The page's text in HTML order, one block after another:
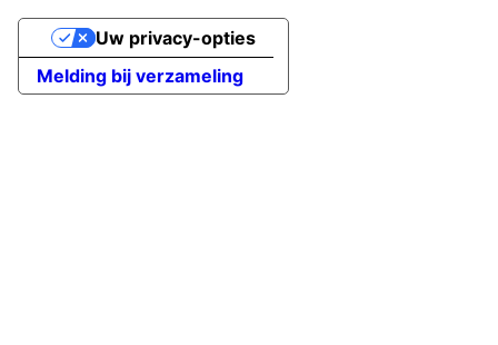
Melding bij verzameling
Uw privacy-opties